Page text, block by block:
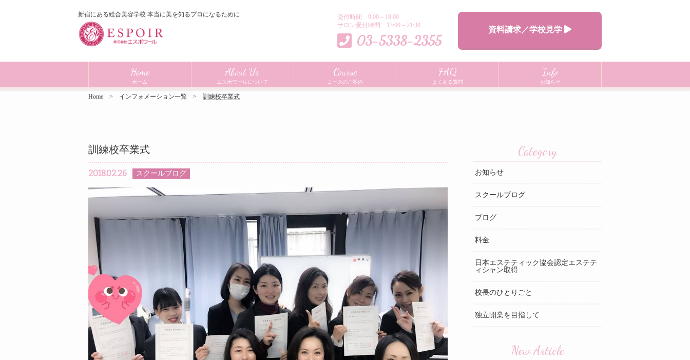
受付時間 9:00～18:00
サロン受付時間 13:00～21:30
03-5338-2355
新宿にある総合美容学校 本当に美を知るプロになるために
資料請求／学校見学
Home
ホーム
About Us
エスポワールについて
Course
コースのご案内
FAQ
よくある質問
Info
お知らせ
Home インフォメーション一覧 訓練校卒業式
訓練校卒業式
2018.02.26 スクールブログ
Category
お知らせ
スクールブログ
ブログ
料金
日本エステティック協会認定エステテ
ィシャン取得
校長のひとりごと
独立開業を目指して
New Article